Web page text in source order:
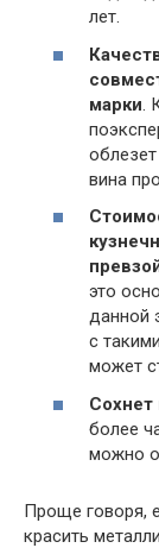
лет.
марки
вина
это
данной
с
может
Сохнет
более
можно
Проще говоря,
красить